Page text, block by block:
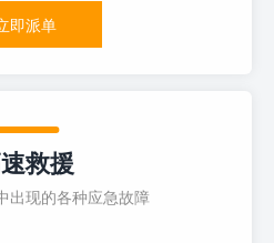
即派单
救援
出现的各种应急故障